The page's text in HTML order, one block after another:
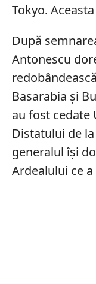
Tokyo.
După
Antonescu
Basarabia și
au fost cedate
Distatului de
generalul își
Ardealului ce